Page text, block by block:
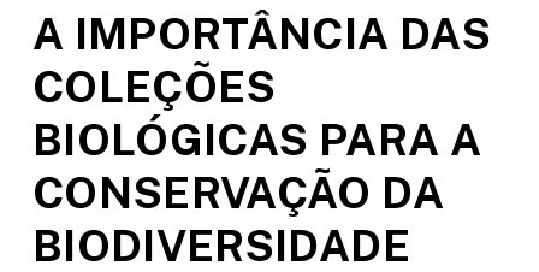
A IMPORTÂNCIA DAS
COLEÇÕES
BIOLÓGICAS PARA A
CONSERVAÇÃO DA
BIODIVERSIDADE